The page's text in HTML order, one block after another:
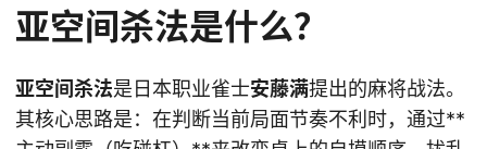
亚空间杀法是什么？
亚空间杀法是日本职业雀士安藤满提出的麻将战法。
其核心思路是：在判断当前局面节奏不利时，通过**